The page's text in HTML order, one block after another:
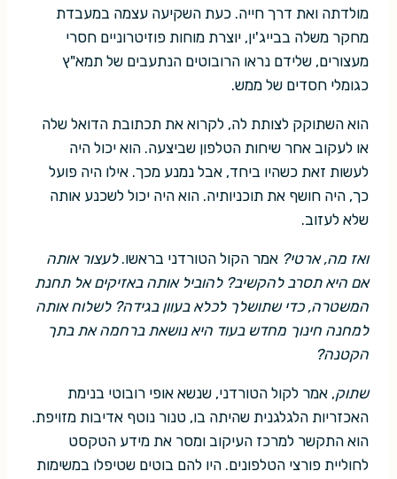
מולדתה ואת דרך חייה. כעת השקיעה עצמה במעבדת
מחקר משלה בבייג'ין, יוצרת מוחות פוזיטרוניים חסרי
מעצורים, שלידם נראו הרובוטים הנתעבים של תמא"ץ
כגומלי חסדים של ממש.
הוא השתוקק לצותת לה, לקרוא את תכתובת הדואל שלה
או לעקוב אחר שיחות הטלפון שביצעה. הוא יכול היה
לעשות זאת כשהיו ביחד, אבל נמנע מכך. אילו היה פועל
כך, היה חושף את תוכניותיה. הוא היה יכול לשכנע אותה
שלא לעזוב.
ואז מה, ארטי? אמר הקול הטורדני בראשו.לעצור אותה
אם היא תסרב להקשיב? להוביל אותה באזיקים אל תחנת
המשטרה, כדי שתושלך לכלא בעוון בגידה? לשלוח אותה
למחנה חינוך מחדש בעוד היא נושאת ברחמה את בתך
הקטנה?
שתוק, אמר לקול הטורדני, שנשא אופי רובוטי בנימת
האכזריות הלגלגנית שהיתה בו, טנור נוטף אדיבות מזויפת.
הוא התקשר למרכז העיקוב ומסר את מידע הטקסט
לחוליית פורצי הטלפונים. היו להם בוטים שטיפלו במשימות